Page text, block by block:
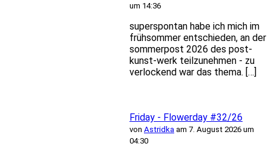
um 14:36
superspontan habe ich mich im
frühsommer entschieden, an der
sommerpost 2026 des post-
kunst-werk teilzunehmen - zu
verlockend war das thema. […]
Friday - Flowerday #32/26
von Astridka am 7. August 2026 um
04:30